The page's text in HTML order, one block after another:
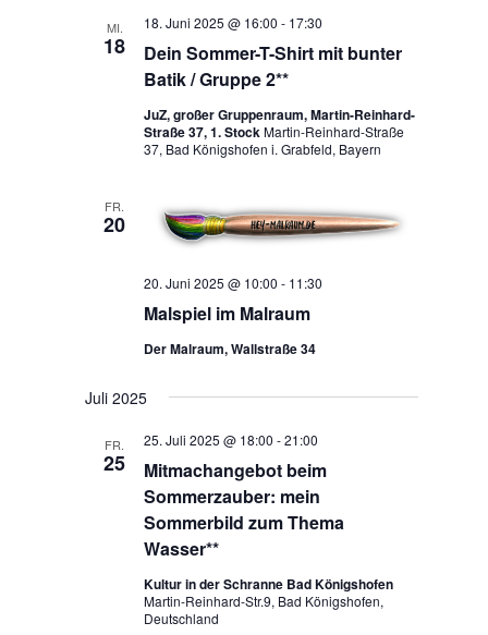
MI.
18
Dein Sommer-T-Shirt mit bunter
Batik / Gruppe 2**
18. Juni 2025 @ 16:00 - 17:30
JuZ, großer Gruppenraum, Martin-Reinhard-
Straße 37, 1. StockMartin-Reinhard-Straße
37, Bad Königshofen i. Grabfeld, Bayern
FR.
20
Malspiel im Malraum
20. Juni 2025 @ 10:00 - 11:30
Der Malraum, Wallstraße 34
Juli 2025
FR.
25
Mitmachangebot beim
Sommerzauber: mein
Sommerbild zum Thema
Wasser**
25. Juli 2025 @ 18:00 -21:00
Kultur in der Schranne Bad Königshofen
Martin-Reinhard-Str.9, Bad Königshofen,
Deutschland